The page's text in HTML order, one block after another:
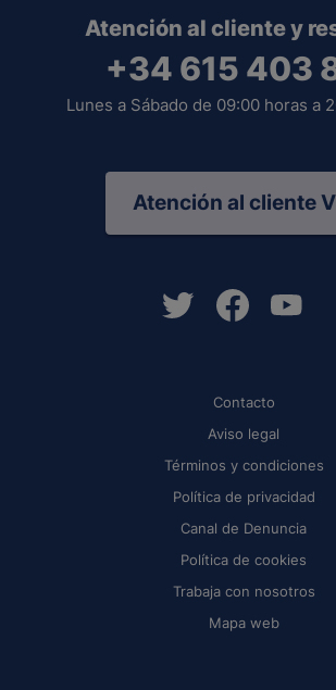
Atención al cliente y
+34 615 403
Lunes a Sábado de 09:00 horas a
Atención al cliente
Contacto
Aviso legal
Términos y condiciones
Política de privacidad
Canal de Denuncia
Política de cookies
Trabaja con nosotros
Mapa web